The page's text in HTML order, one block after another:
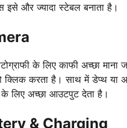
और ज्यादा स्टेबल बनाता है।
के लिए काफी अच्छा माना
क्लिक करता है। साथ में डेप्थ या
के लिए अच्छा आउटपुट देता है।
& Charging